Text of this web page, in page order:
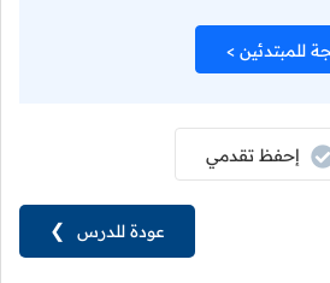
للمبتدئين >
عودة للدرس ❯
إحفظ تقدمي